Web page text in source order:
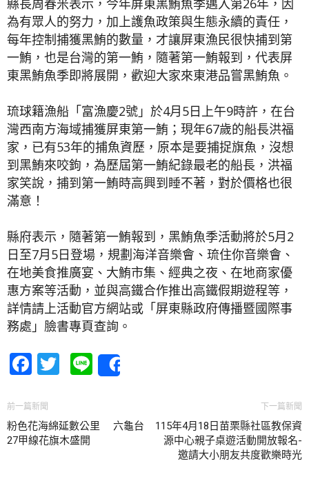
縣長周春米表示，今年屏東黑鮪魚季邁入第26年，因
為有眾人的努力，加上護魚政策與生態永續的責任，
每年控制捕獲黑鮪的數量，才讓屏東漁民很快捕到第
一鮪，也是台灣的第一鮪，隨著第一鮪報到，代表屏
東黑鮪魚季即將展開，歡迎大家來東港品嘗黑鮪魚。
琉球籍漁船「富漁慶2號」於4月5日上午9時許，在台
灣西南方海域捕獲屏東第一鮪；現年67歲的船長洪福
家，已有53年的捕魚資歷，原本是要捕捉旗魚，沒想
到黑鮪來咬鉤，為歷屆第一鮪紀錄最老的船長，洪福
家笑說，捕到第一鮪時高興到睡不著，對於價格也很
滿意！
縣府表示，隨著第一鮪報到，黑鮪魚季活動將於5月2
日至7月5日登場，規劃海洋音樂會、琉住你音樂會、
在地美食推廣宴、大鮪市集、經典之夜、在地商家優
惠方案等活動，並與高鐵合作推出高鐵假期遊程等，
詳情請上活動官方網站或「屏東縣政府傳播暨國際事
務處」臉書專頁查詢。
Facebook
Twitter
Line
前一篇新聞
粉色花海綿延數公里 六龜台
27甲線花旗木盛開
下一篇新聞
115年4月18日苗栗縣社區教保資
源中心親子桌遊活動開放報名-
邀請大小朋友共度歡樂時光